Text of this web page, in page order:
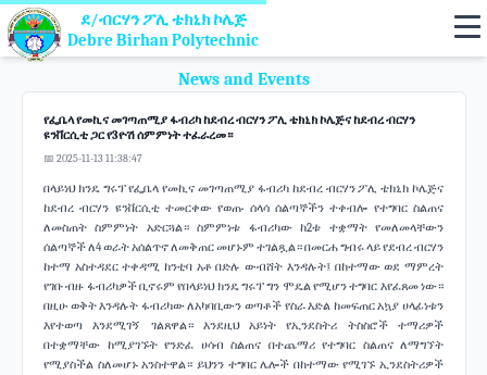
ደ/ብርሃን ፖሊ ቴክኒክ ኮሌጅ
Debre Birhan Polytechnic
News and Events
የፌቤላ የመኪና መገጣጠሚያ ፋብሪካ ከደብረ ብርሃን ፖሊ ቴክኒክ ኮሌጅና ከደብረ ብርሃን
ዩንቨርሲቲ ጋር የ3ዮሽ ሰምምነት ተፈራረመ።
📅 2025-11-13 11:38:47
በላይነህ ክንዴ ግሩፕ የፌቤላ የመኪና መገጣጠሚያ ፋብሪካ ከደብረ ብርሃን ፖሊ ቴክኒክ ኮሌጅና
ከደብረ ብርሃን ዩንቨርሲቲ ተመርቀው የወጡ ሰላሳ ሰልጣኞችን ተቀብሎ የተግባር ስልጠና
ለመስጠት ስምምነት አድርጓል። ስምምነቱ ፋብሪካው ከ2ቱ ተቋማት የመለመላቸውን
ሰልጣኞች ለ4 ወራት አሰልጥኖ ለመቅጠር መሆኑም ተገልጿል። በመርሐ ግብሩ ላይ የደብረ ብርሃን
ከተማ አስተዳደር ተቀዳሚ ከንቲባ አቶ በድሉ ውብሸት እንዳሉት፤ በከተማው ወደ ማምረት
የገቡ ብዙ ፋብሪካዎች ቢኖሩም የበላይነህ ክንዴ ግሩፕ ግን ሞዴል የሚሆን ተግባር እየፈጸመ ነው።
በዚሁ ወቅት እንዳሉት ፋብሪካው ለአካባቢውን ወጣቶች የስራ እድል ከመፍጠር አኳያ ሀላፊነቱን
እየተወጣ እንደሚገኝ ገልጸዋል። እንደዚህ አይነት የኢንደስትሪ ትስስሮች ተማሪዎች
በተቋማቸው ከሚያገኙት የንድፈ ሀሳብ ስልጠና በተጨማሪ የተግባር ስልጠና ለማግኘት
የሚያስችል ስለመሆኑ አንስተዋል። ይህንን ተግባር ሌሎች በከተማው የሚገኙ ኢንደስትሪዎች